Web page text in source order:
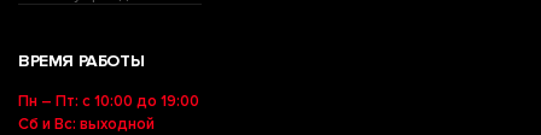
ВРЕМЯ РАБОТЫ
Пн – Пт: с 10:00 до 19:00
Сб и Вс: выходной